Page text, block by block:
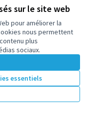
sur le site web
pour améliorer la
nous permettent
plus
sociaux.
essentiels
GitHub